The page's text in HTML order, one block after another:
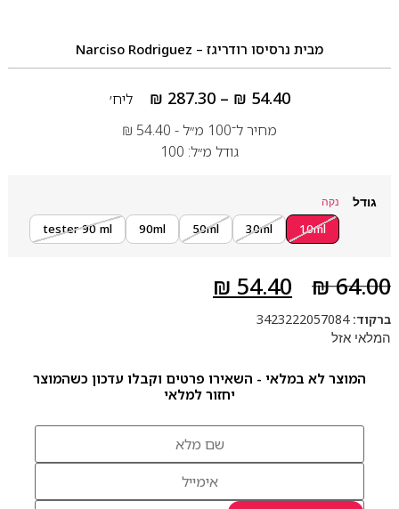
מבית נרסיסו רודריגז – Narciso Rodriguez
₪ 54.40
–
₪ 287.30
ליח׳
מחיר ל־100 מ״ל -
₪ 54.40
גודל מ״ל: 100
גודל נקה
10ml
30ml
50ml
90ml
tester 90 ml
₪64.00
₪ 54.40
ברקוד: 3423222057084
המלאי אזל
המוצר לא במלאי - השאירו פרטים וקבלו עדכון כשהמוצר
יחזור למלאי